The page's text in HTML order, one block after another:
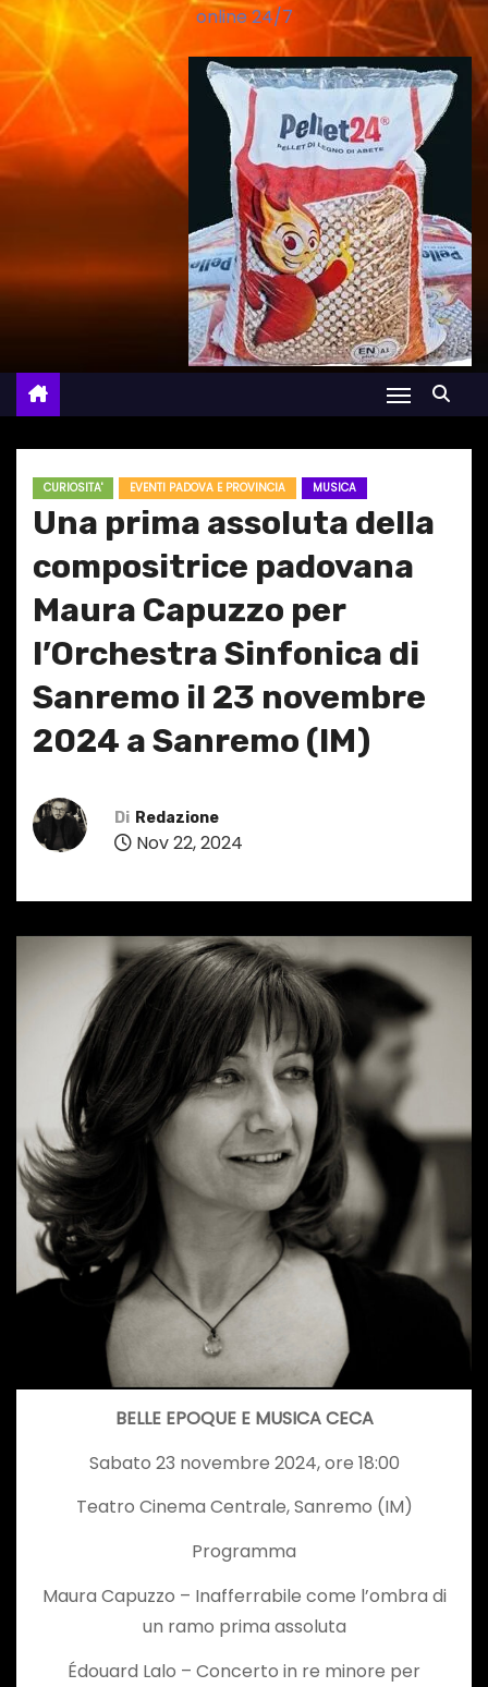
online 24/7
CURIOSITA' EVENTI PADOVA E PROVINCIA MUSICA
Una prima assoluta della
compositrice padovana
Maura Capuzzo per
l’Orchestra Sinfonica di
Sanremo il 23 novembre
2024 a Sanremo (IM)
Di Redazione
Nov 22, 2024
BELLE EPOQUE E MUSICA CECA
Sabato 23 novembre 2024, ore 18:00
Teatro Cinema Centrale, Sanremo (IM)
Programma
Maura Capuzzo – Inafferrabile come l’ombra di
un ramo prima assoluta
Édouard Lalo – Concerto in re minore per